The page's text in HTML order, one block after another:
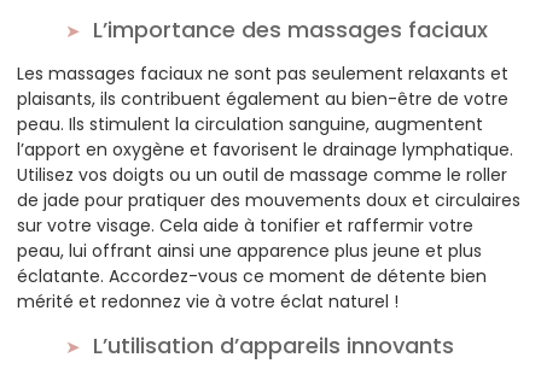
L’importance des massages faciaux
Les massages faciaux ne sont pas seulement relaxants et
plaisants, ils contribuent également au bien-être de votre
peau. Ils stimulent la circulation sanguine, augmentent
l’apport en oxygène et favorisent le drainage lymphatique.
Utilisez vos doigts ou un outil de massage comme le roller
de jade pour pratiquer des mouvements doux et circulaires
sur votre visage. Cela aide à tonifier et raffermir votre
peau, lui offrant ainsi une apparence plus jeune et plus
éclatante. Accordez-vous ce moment de détente bien
mérité et redonnez vie à votre éclat naturel !
L’utilisation d’appareils innovants